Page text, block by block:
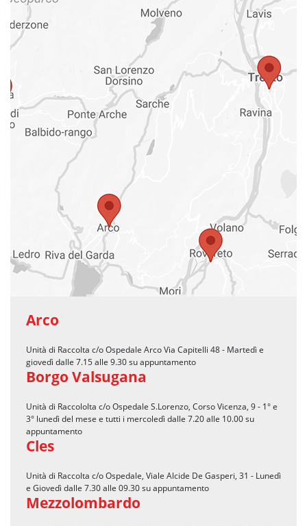
Arco
Unità di Raccolta c/o Ospedale Arco Via Capitelli 48 - Martedì e
giovedì dalle 7.15 alle 9.30 su appuntamento
Borgo Valsugana
Unità di Raccololta c/o Ospedale S.Lorenzo, Corso Vicenza, 9 - 1° e
3° lunedì del mese e tutti i mercoledì dalle 7.20 alle 10.00 su
appuntamento
Cles
Unità di Raccolta c/o Ospedale, Viale Alcide De Gasperi, 31 - Lunedì
e Giovedì dalle 7.30 alle 09.30 su appuntamento
Mezzolombardo